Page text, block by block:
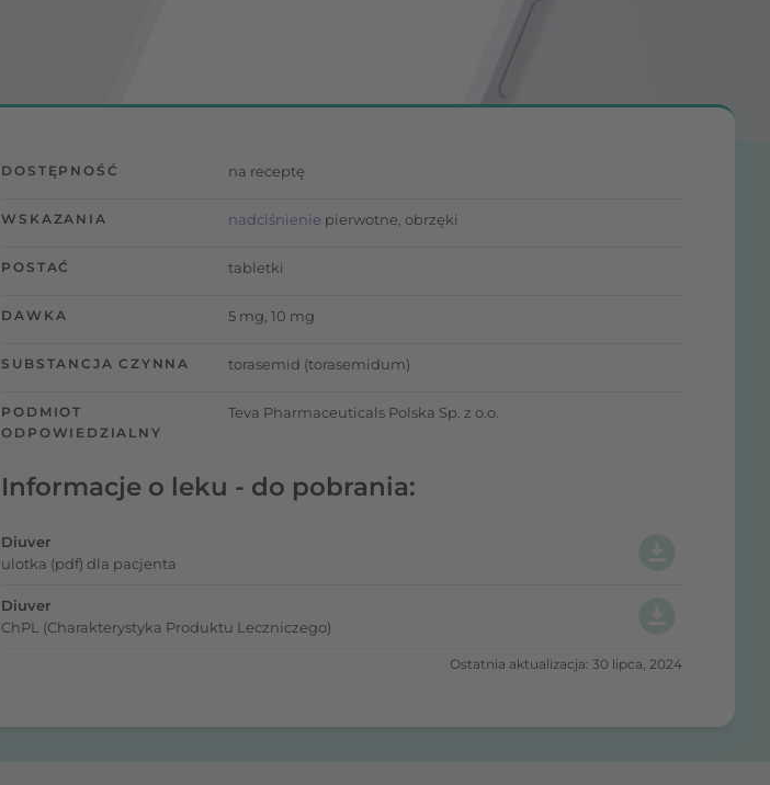
DOSTĘPNOŚĆ na receptę
WSKAZANIA nadciśnienie pierwotne, obrzęki
POSTAĆ tabletki
DAWKA 5 mg, 10 mg
SUBSTANCJA CZYNNA torasemid (torasemidum)
PODMIOT
ODPOWIEDZIALNY
Teva Pharmaceuticals Polska Sp. z o.o.
Informacje o leku - do pobrania:
Diuver
ulotka (pdf) dla pacjenta
Diuver
ChPL (Charakterystyka Produktu Leczniczego)
Ostatnia aktualizacja: 30 lipca, 2024